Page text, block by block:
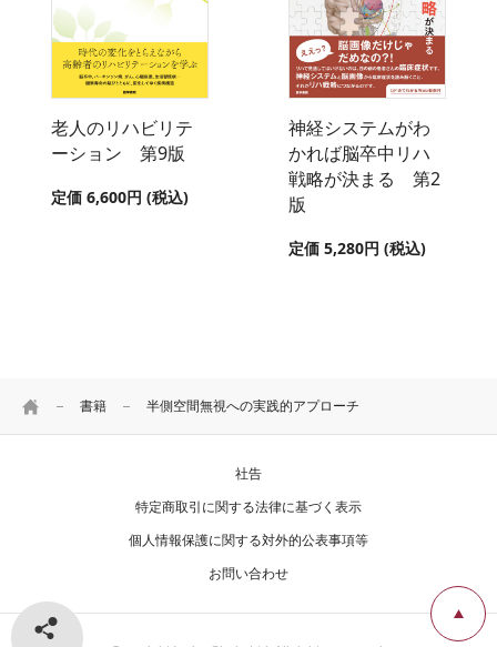
HOME 書籍 半側空間無視への実践的アプローチ
老人のリハビリテ
ーション 第9版
定価 6,600円 (税込)
神経システムがわ
かれば脳卒中リハ
戦略が決まる 第2
版
定価 5,280円 (税込)
シェアする
社告
特定商取引に関する法律に基づく表示
個人情報保護に関する対外的公表事項等
お問い合わせ